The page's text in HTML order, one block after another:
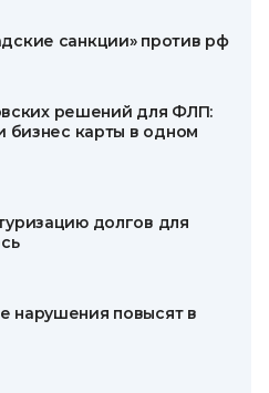
санкции» против рф
решений для ФЛП:
бизнес карты в одном
долгов для
нарушения повысят в